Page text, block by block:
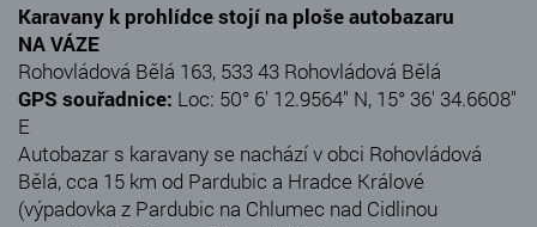
Karavany k prohlídce stojí na ploše autobazaru
NA VÁZE
Rohovládová Bělá 163, 533 43 Rohovládová Bělá
GPS souřadnice: Loc: 50° 6' 12.9564" N, 15° 36' 34.6608"
E
Autobazar s karavany se nachází v obci Rohovládová
Bělá, cca 15 km od Pardubic a Hradce Králové
(výpadovka z Pardubic na Chlumec nad Cidlinou